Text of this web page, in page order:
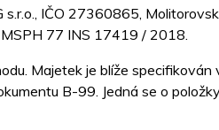
IČO 27360865,
MSPH 77 INS 17419 / 2018.
Majetek je blíže
B-99. Jedná se o